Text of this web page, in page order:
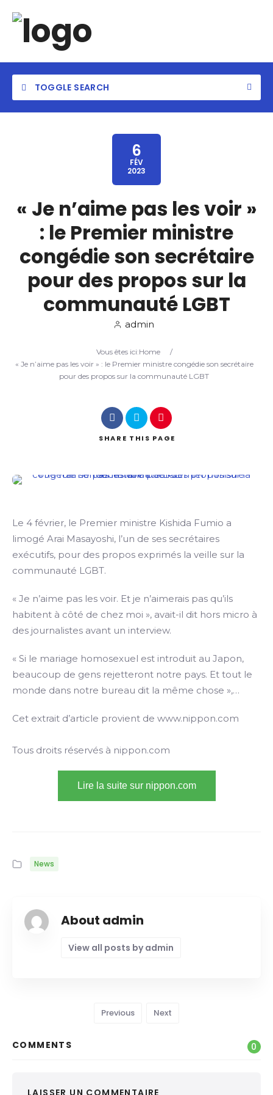
TOGGLE SEARCH
Location
Search
6
FÉV
2023
« Je n’aime pas les voir »
: le Premier ministre
congédie son secrétaire
pour des propos sur la
communauté LGBT
admin
Vous êtes ici:Home
/
« Je n’aime pas les voir » : le Premier ministre congédie son secrétaire
pour des propos sur la communauté LGBT
SHARE THIS PAGE
Le 4 février, le Premier ministre Kishida Fumio a
limogé Arai Masayoshi, l’un de ses secrétaires
exécutifs, pour des propos exprimés la veille sur la
communauté LGBT.
« Je n’aime pas les voir. Et je n’aimerais pas qu’ils
habitent à côté de chez moi », avait-il dit hors micro à
des journalistes avant un interview.
« Si le mariage homosexuel est introduit au Japon,
beaucoup de gens rejetteront notre pays. Et tout le
monde dans notre bureau dit la même chose »,…
Cet extrait d’article provient de www.nippon.com
Tous droits réservés à nippon.com
Lire la suite sur nippon.com
News
About admin
View all posts by admin
Previous Next
COMMENTS 0
LAISSER UN COMMENTAIRE